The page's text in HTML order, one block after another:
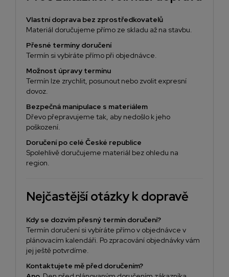
Vlastní doprava bez zprostředkovatelů
Materiál doručujeme přímo ze skladu až na stavbu.
Přesné termíny doručení
Termín si vybíráte přímo při objednávce.
Možnost úpravy termínu
Termín lze zrychlit, posunout nebo zvolit expresní
dovoz.
Bezpečná manipulace s materiálem
Dřevo přepravujeme tak, aby nedošlo k jeho
poškození.
Doručení po celé České republice
Spolehlivě doručujeme materiál bez ohledu na
region.
Nejčastější otázky k dopravě
Kdy se dozvím přesný termín doručení?
Termín doručení si vybíráte přímo v objednávce v
plánovacím kalendáři. Po zpracování objednávky vám
jej ještě potvrdíme.
Kontaktujete mě před doručením?